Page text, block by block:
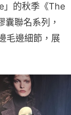
」的秋季《The
聯名系列，
毛邊細節，展